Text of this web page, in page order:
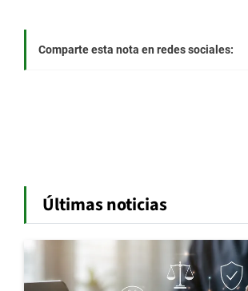
Comparte esta nota en redes sociales:
Últimas noticias